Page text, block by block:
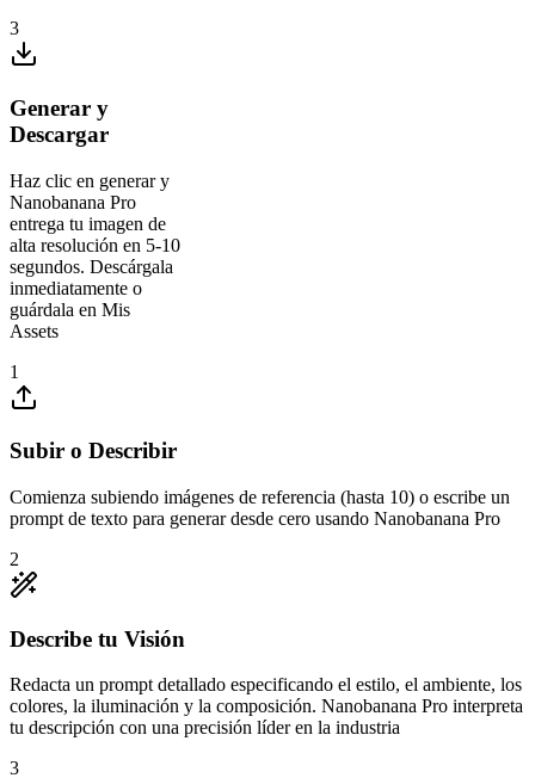
3
Generar y
Descargar
Haz clic en generar y
Nanobanana Pro
entrega tu imagen de
alta resolución en 5-10
segundos. Descárgala
inmediatamente o
guárdala en Mis
Assets
1
Subir o Describir
Comienza subiendo imágenes de referencia (hasta 10) o escribe un
prompt de texto para generar desde cero usando Nanobanana Pro
2
Describe tu Visión
Redacta un prompt detallado especificando el estilo, el ambiente, los
colores, la iluminación y la composición. Nanobanana Pro interpreta
tu descripción con una precisión líder en la industria
3